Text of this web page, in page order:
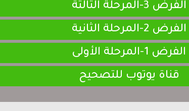
الفرض 3-المرحلة الثالثة
الفرض 2-المرحلة الثانية
الفرض 1-المرحلة الأولى
قناة يوتوب للتصحيح